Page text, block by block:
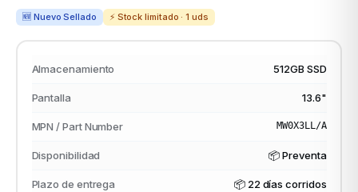
→
🆕 Nuevo Sellado ⚡ Stock limitado · 1 uds
Almacenamiento 512GB SSD
Pantalla 13.6"
MPN / Part Number MW0X3LL/A
Disponibilidad 📦 Preventa
Plazo de entrega 📦 22 días corridos